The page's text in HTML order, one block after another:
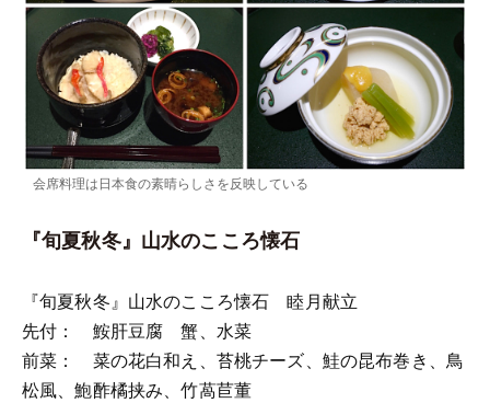
会席料理は日本食の素晴らしさを反映している
『旬夏秋冬』山水のこころ懐石
『旬夏秋冬』山水のこころ懐石 睦月献立
先付： 鮟肝豆腐 蟹、水菜
前菜： 菜の花白和え、苔桃チーズ、鮭の昆布巻き、鳥
松風、鮑酢橘挟み、竹萵苣董